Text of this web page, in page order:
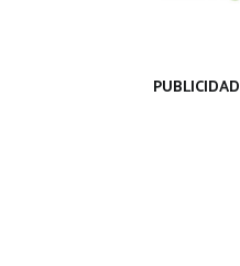
PUBLICIDAD